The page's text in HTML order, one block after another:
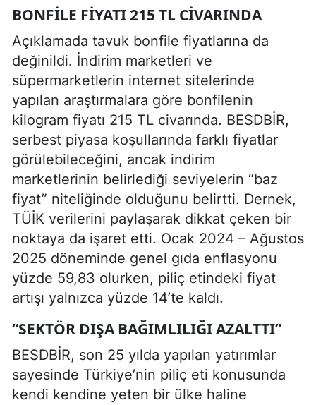
BONFILE FIYATI 215 TL CIVARINDA
Açıklamada tavuk bonfile fiyatlarına da
değinildi. İndirim marketleri ve
süpermarketlerin internet sitelerinde
yapılan araştırmalara göre bonfilenin
kilogram fiyatı 215 TL civarında. BESDBİR,
serbest piyasa koşullarında farklı fiyatlar
görülebileceğini, ancak indirim
marketlerinin belirlediği seviyelerin “baz
fiyat” niteliğinde olduğunu belirtti. Dernek,
TÜİK verilerini paylaşarak dikkat çeken bir
noktaya da işaret etti. Ocak 2024 – Ağustos
2025 döneminde genel gıda enflasyonu
yüzde 59,83 olurken, piliç etindeki fiyat
artışı yalnızca yüzde 14’te kaldı.
“SEKTÖR DIŞA BAĞIMLILIĞI AZALTTI”
BESDBİR, son 25 yılda yapılan yatırımlar
sayesinde Türkiye’nin piliç eti konusunda
kendi kendine yeten bir ülke haline